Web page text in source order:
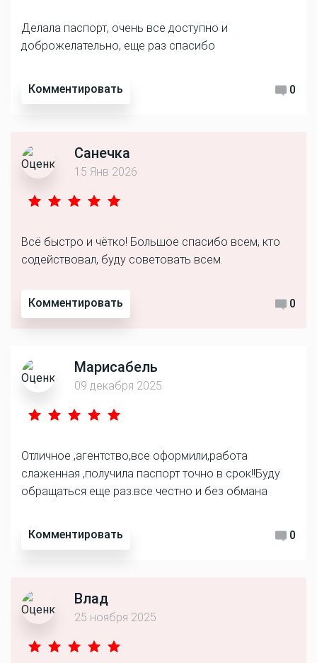
Делала паспорт, очень все доступно и
доброжелательно, еще раз спасибо
Комментировать 0
Санечка
15 Янв 2026
Всё быстро и чётко! Большое спасибо всем, кто
содействовал, буду советовать всем.
Комментировать 0
Марисабель
09 декабря 2025
Отличное ,агентство,все оформили,работа
слаженная ,получила паспорт точно в срок!!Буду
обращаться еще раз.все честно и без обмана
Комментировать 0
Влад
25 ноября 2025